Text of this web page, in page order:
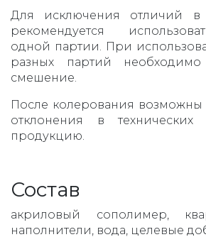
Для исключения отличий в
рекомендуется
одной партии. При
разных партий
смешение.
После колерования возможны
отклонения в технических
продукцию.
Состав
акриловый сополимер,
наполнители, вода, целевые